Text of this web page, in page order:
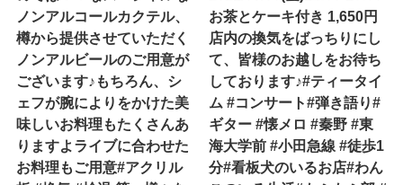
ノンアルコールカクテル、
樽から提供させていただく
ノンアルビールのご用意が
ございます♪もちろん、シ
ェフが腕によりをかけた美
味しいお料理もたくさんあ
りますよライブに合わせた
お料理もご用意#アクリル
お茶とケーキ付き 1,650円
店内の換気をばっちりにし
て、皆様のお越しをお待ち
しております♪#ティータイ
ム #コンサート#弾き語り#
ギター #懐メロ #秦野 #東
海大学前 #小田急線 #徒歩1
分#看板犬のいるお店#わん